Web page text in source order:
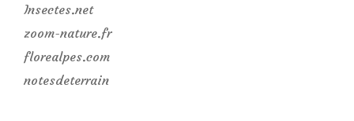
Insectes.net
zoom-nature.fr
florealpes.com
notesdeterrain